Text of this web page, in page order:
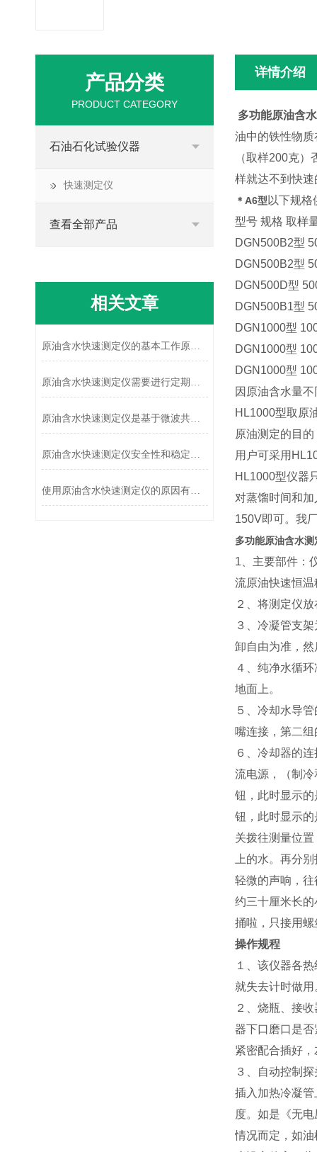
详情介绍
多功能原油含
油中的铁性物
（取样200克
样就达不到快
＊A6型 以下规格
型号 规格 取样
DGN500B2型
DGN500B2型
DGN500D型
DGN500B1型
DGN1000型
DGN1000型
DGN1000型
因原油含水量
HL1000型取原
原油测定的目
用户可采用
HL1000型仪器
对蒸馏时间和
150V即可。我
多功能原油含水
1、主要部件：
流原油快速恒
２、将测定仪
３、冷凝管支
卸自由为准，
４、纯净水循
地面上。
５、冷却水导
嘴连接，第二
６、冷却器的
流电源，（制
钮，此时显示
钮，此时显示
关拨往测量位
上的水。再分
轻微的声响，
约三十厘米长
捅啦，只接用
操作规程
１、该仪器各
就失去计时做用
２、烧瓶、接
器下口磨口是
紧密配合插好
３、自动控制
插入加热冷凝
度。如是《无
情况而定，如
产品分类
PRODUCT CATEGORY
石油石化试验仪器
快速测定仪
查看全部产品
相关文章
原油含水快速测定仪的基本工作原理讲解
原油含水快速测定仪需要进行定期校准
原油含水快速测定仪是基于微波共振技术设计的
原油含水快速测定仪安全性和稳定性如何体现
使用原油含水快速测定仪的原因有哪些？